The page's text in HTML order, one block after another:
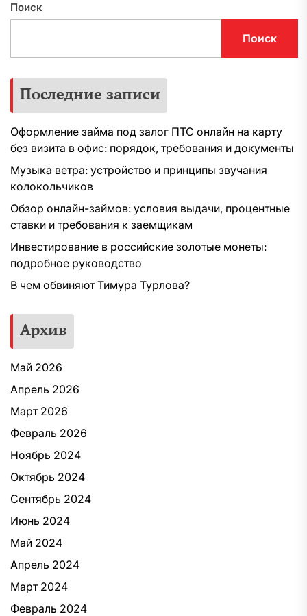
Поиск
Поиск
Последние записи
Оформление займа под залог ПТС онлайн на карту
без визита в офис: порядок, требования и документы
Музыка ветра: устройство и принципы звучания
колокольчиков
Обзор онлайн-займов: условия выдачи, процентные
ставки и требования к заемщикам
Инвестирование в российские золотые монеты:
подробное руководство
В чем обвиняют Тимура Турлова?
Архив
Май 2026
Апрель 2026
Март 2026
Февраль 2026
Ноябрь 2024
Октябрь 2024
Сентябрь 2024
Июнь 2024
Май 2024
Апрель 2024
Март 2024
Февраль 2024